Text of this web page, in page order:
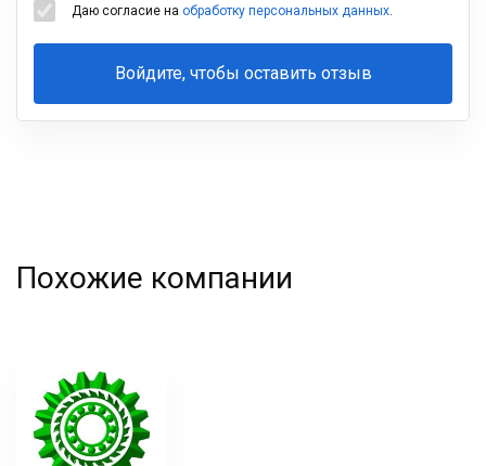
Даю согласие на обработку персональных данных.
Войдите, чтобы оставить отзыв
Ваша
Похожие компании